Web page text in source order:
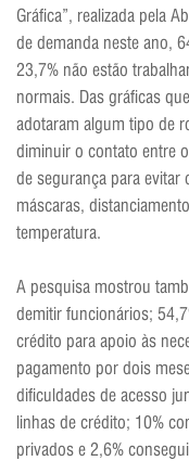
Gráfica”, realizada pela
de demanda neste ano,
23,7% não estão
normais. Das gráficas
adotaram algum tipo de
diminuir o contato entre
de segurança para
máscaras,
temperatura.
A pesquisa mostrou
demitir funcionários;
crédito para apoio às
pagamento por dois
dificuldades de acesso
linhas de crédito; 10%
privados e 2,6%